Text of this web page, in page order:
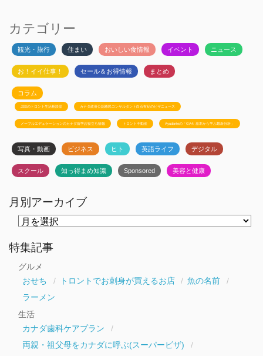
カテゴリー
観光・旅行 住まい おいしい食情報 イベント ニュース
お！イイ仕事！ セール＆お得情報 まとめ
コラム
JSSのトロント生活相談室 カナダ政府公認移民コンサルタント白石有紀のビザニュース
メープルエデュケーションのカナダ留学お役立ち情報 トロント不動産 Ayudanteの「GA4: 基本から学ぶ最新分析」
写真・動画 ビジネス ヒト 英語ライフ デジタル
スクール 知っ得まめ知識 Sponsored 美容と健康
月別アーカイブ
ー
カ
特集記事
グルメ
おせち
トロントでお刺身が買えるお店
魚の名前
ラーメン
生活
カナダ歯科ケアプラン
両親・祖父母をカナダに呼ぶ(スーパービザ)